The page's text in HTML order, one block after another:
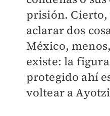
prisión.
aclarar dos
México,
existe: la
protegido ahí
voltear a